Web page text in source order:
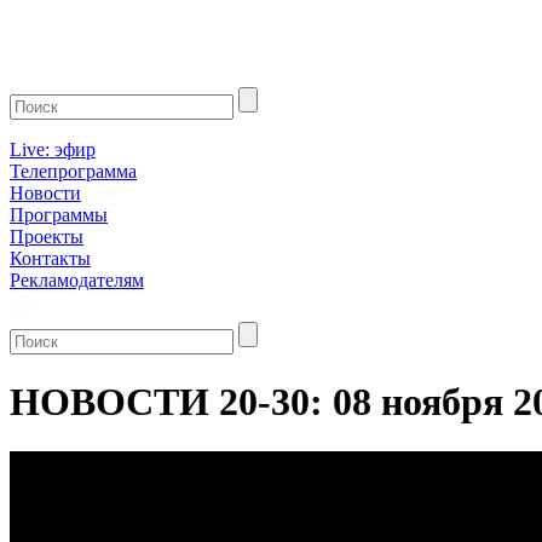
Live: эфир
Телепрограмма
Новости
Программы
Проекты
Контакты
Рекламодателям
НОВОСТИ 20-30: 08 ноября